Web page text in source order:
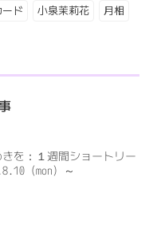
ド 小泉茉莉花 月相
を：１週間ショートリー
（mon）～